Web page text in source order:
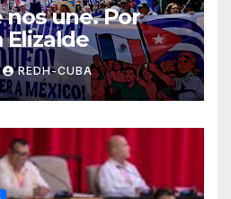
nos une. Por
Elizalde
REDH-CUBA